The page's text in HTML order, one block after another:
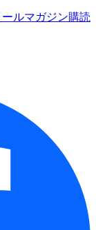
ールマガジン購読